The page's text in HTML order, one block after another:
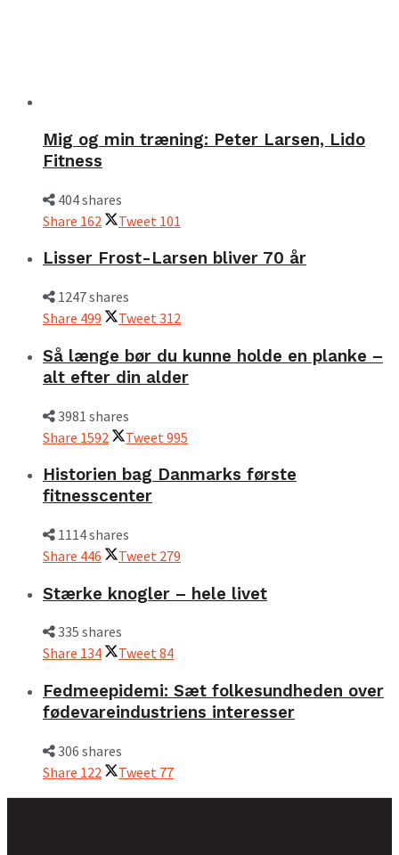
Mig og min træning: Peter Larsen, Lido
Fitness
404 shares
Share 162 Tweet 101
Lisser Frost-Larsen bliver 70 år
1247 shares
Share 499 Tweet312
Så længe bør du kunne holde en planke –
alt efter din alder
3981 shares
Share 1592 Tweet 995
Historien bag Danmarks første
fitnesscenter
1114 shares
Share 446 Tweet 279
Stærke knogler – hele livet
335 shares
Share 134 Tweet84
Fedmeepidemi: Sæt folkesundheden over
fødevareindustriens interesser
306 shares
Share 122 Tweet 77